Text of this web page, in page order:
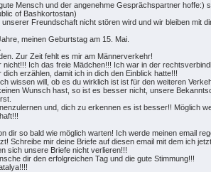
Mensch und der angenehme Gesprächspartner hoffe:)
of Bashkortostan)
Freundschaft nicht stören wird und wir bleiben mit
meinen Geburtstag am 15. Mai.
Zur Zeit fehlt es mir am Männerverkehr!
Ich das freie Mädchen!!! Ich war in der
erzählen, damit ich in dich den Einblick hatte!!!
wissen will, ob es du wirklich ist ist für den weiteren
Wunsch hast, so ist es besser nicht, unsere
und, dich zu erkennen es ist besser!! Möglich
dir so bald wie möglich warten! Ich werde meinen email
Schreibe mir deine Briefe auf diesen email mit dem ich
sich unsere Briefe nicht verlieren!!!
dir den erfolgreichen Tag und die gute Stimmung!!!